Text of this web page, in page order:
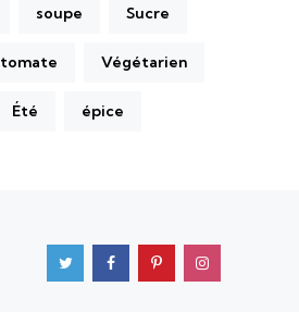
soupe Sucre
tomate Végétarien
Été épice